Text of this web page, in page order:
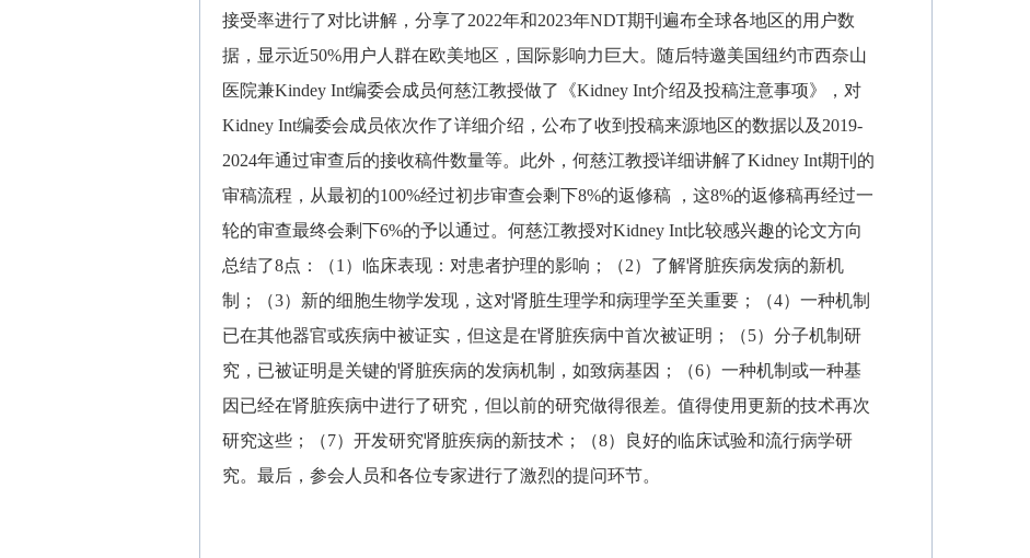
接受率进行了对比讲解，分享了2022年和2023年NDT期刊遍布全球各地区的用户数
据，显示近50%用户人群在欧美地区，国际影响力巨大。随后特邀美国纽约市西奈山
医院兼Kindey Int编委会成员何慈江教授做了《Kidney Int介绍及投稿注意事项》，对
Kidney Int编委会成员依次作了详细介绍，公布了收到投稿来源地区的数据以及2019-
2024年通过审查后的接收稿件数量等。此外，何慈江教授详细讲解了Kidney Int期刊的
审稿流程，从最初的100%经过初步审查会剩下8%的返修稿 ，这8%的返修稿再经过一
轮的审查最终会剩下6%的予以通过。何慈江教授对Kidney Int比较感兴趣的论文方向
总结了8点：（1）临床表现：对患者护理的影响；（2）了解肾脏疾病发病的新机
制；（3）新的细胞生物学发现，这对肾脏生理学和病理学至关重要；（4）一种机制
已在其他器官或疾病中被证实，但这是在肾脏疾病中首次被证明；（5）分子机制研
究，已被证明是关键的肾脏疾病的发病机制，如致病基因；（6）一种机制或一种基
因已经在肾脏疾病中进行了研究，但以前的研究做得很差。值得使用更新的技术再次
研究这些；（7）开发研究肾脏疾病的新技术；（8）良好的临床试验和流行病学研
究。最后，参会人员和各位专家进行了激烈的提问环节。